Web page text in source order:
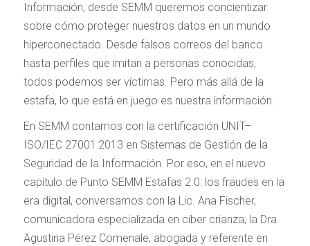
Información, desde SEMM queremos concientizar
sobre cómo proteger nuestros datos en un mundo
hiperconectado. Desde falsos correos del banco
hasta perfiles que imitan a personas conocidas,
todos podemos ser víctimas. Pero más allá de la
estafa, lo que está en juego es nuestra información.
En SEMM contamos con la certificación UNIT–
ISO/IEC 27001:2013 en Sistemas de Gestión de la
Seguridad de la Información. Por eso, en el nuevo
capítulo de Punto SEMM Estafas 2.0: los fraudes en la
era digital, conversamos con la Lic. Ana Fischer,
comunicadora especializada en ciber crianza; la Dra.
Agustina Pérez Comenale, abogada y referente en